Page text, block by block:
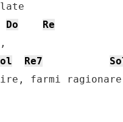
Do
Re
Re7
farmi